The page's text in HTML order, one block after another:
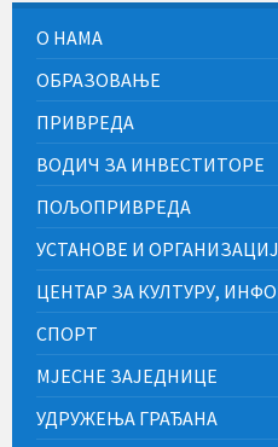
О НАМА
ОБРАЗОВАЊЕ
ПРИВРЕДА
ВОДИЧ ЗА ИНВЕСТИТОРЕ
ПОЉОПРИВРЕДА
УСТАНОВЕ И
ЦЕНТАР ЗА КУЛТУРУ,
СПОРТ
МЈЕСНЕ ЗАЈЕДНИЦЕ
УДРУЖЕЊА ГРАЂАНА